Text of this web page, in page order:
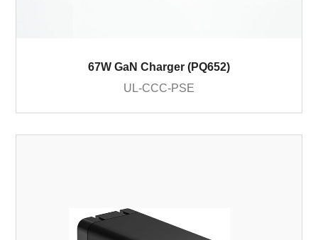
67W GaN Charger (PQ652)
UL-CCC-PSE